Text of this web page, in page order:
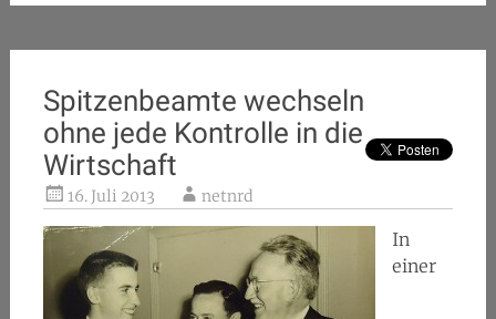
Spitzenbeamte wechseln
ohne jede Kontrolle in die
Wirtschaft
16. Juli 2013 netnrd
In
einer